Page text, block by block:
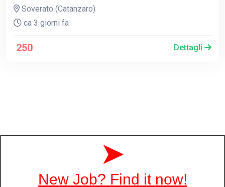
Soverato (Catanzaro)
ca 3 giorni fa
250 Dettagli